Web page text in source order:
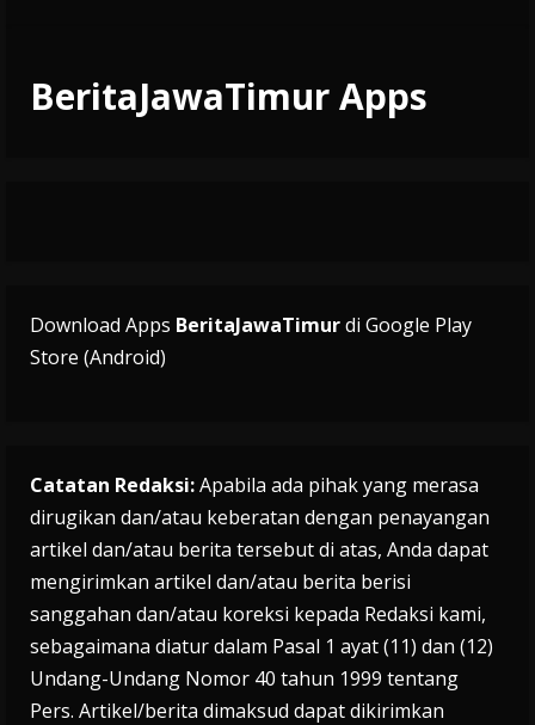
BeritaJawaTimur Apps
Download Apps BeritaJawaTimurdi Google Play
Store (Android)
Catatan Redaksi:Apabila ada pihak yang merasa
dirugikan dan/atau keberatan dengan penayangan
artikel dan/atau berita tersebut di atas, Anda dapat
mengirimkan artikel dan/atau berita berisi
sanggahan dan/atau koreksi kepada Redaksi kami,
sebagaimana diatur dalam Pasal 1 ayat (11) dan (12)
Undang-Undang Nomor 40 tahun 1999 tentang
Pers. Artikel/berita dimaksud dapat dikirimkan